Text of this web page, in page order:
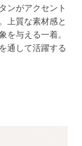
ンがアクセント
上質な素材感と
を与える一着。
通して活躍する